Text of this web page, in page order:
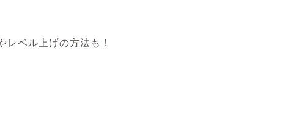
レベル上げの方法も！